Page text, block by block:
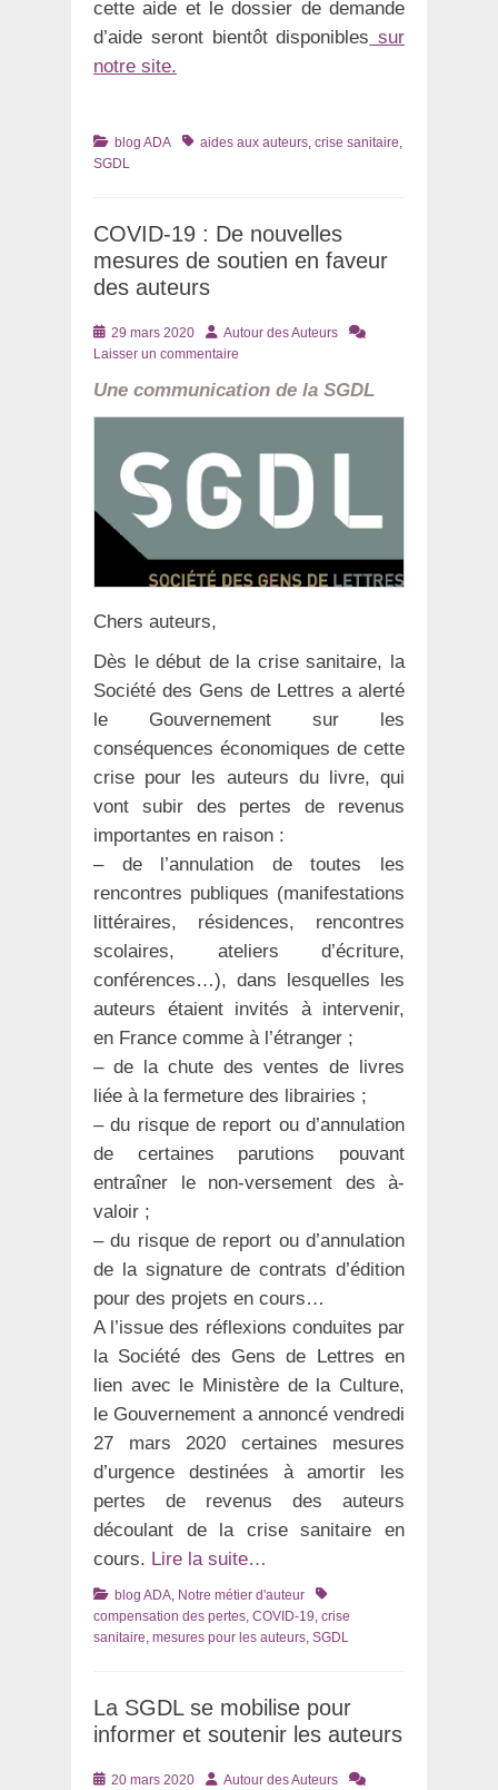
cette aide et le dossier de demande
d’aide seront bientôt disponibles sur
notre site.
Catégories
blog ADA Tagsaides aux auteurs crise sanitaire
SGDL
COVID-19 : De nouvelles
mesures de soutien en faveur
des auteurs
Posté
le
29 mars 2020 AuteurAutour des Auteurs
Laisser un commentaire
Une communication de la SGDL
Chers auteurs,
Dès le début de la crise sanitaire, la
Société des Gens de Lettres a alerté
le Gouvernement sur les
conséquences économiques de cette
crise pour les auteurs du livre, qui
vont subir des pertes de revenus
importantes en raison :
– de l’annulation de toutes les
rencontres publiques (manifestations
littéraires, résidences, rencontres
scolaires, ateliers d’écriture,
conférences…), dans lesquelles les
auteurs étaient invités à intervenir,
en France comme à l’étranger ;
– de la chute des ventes de livres
liée à la fermeture des librairies ;
– du risque de report ou d’annulation
de certaines parutions pouvant
entraîner le non-versement des à-
valoir ;
– du risque de report ou d’annulation
de la signature de contrats d’édition
pour des projets en cours…
A l’issue des réflexions conduites par
la Société des Gens de Lettres en
lien avec le Ministère de la Culture,
le Gouvernement a annoncé vendredi
27 mars 2020 certaines mesures
d’urgence destinées à amortir les
pertes de revenus des auteurs
découlant de la crise sanitaire en
cours. Lire la suite…
Catégories
blog ADA Notre métier d'auteur
Tags
compensation des pertes COVID-19 crise
sanitaire mesures pour les auteurs SGDL
La SGDL se mobilise pour
informer et soutenir les auteurs
Posté20 mars 2020 AuteurAutour des Auteurs